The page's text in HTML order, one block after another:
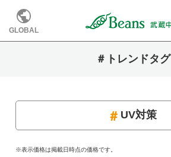
GLOBAL
＃トレンドタグ
UV対策
※表示価格は掲載日時点の価格です。